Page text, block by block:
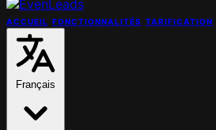
ACCUEIL FONCTIONNALITÉS TARIFICATION
Français